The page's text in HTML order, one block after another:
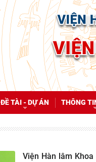
ĐỀ TÀI - DỰ ÁN THÔNG
Viện Hàn lâm